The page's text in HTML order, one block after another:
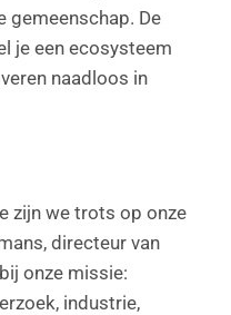
gemeenschap. De
je een ecosysteem
naadloos in
zijn we trots op onze
directeur van
onze missie:
industrie,